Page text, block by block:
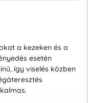
a kezeken és a
esetén
így viselés közben